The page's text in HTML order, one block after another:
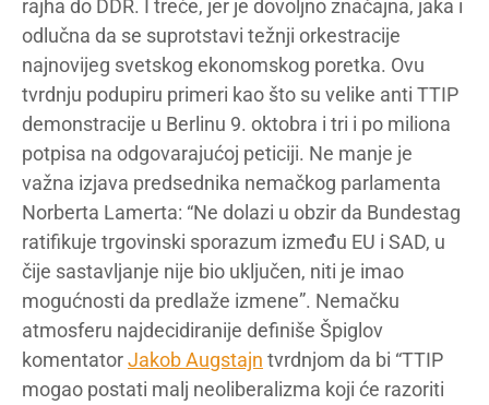
rajha do DDR. I treće, jer je dovoljno značajna, jaka i
odlučna da se suprotstavi težnji orkestracije
najnovijeg svetskog ekonomskog poretka. Ovu
tvrdnju podupiru primeri kao što su velike anti TTIP
demonstracije u Berlinu 9. oktobra i tri i po miliona
potpisa na odgovarajućoj peticiji. Ne manje je
važna izjava predsednika nemačkog parlamenta
Norberta Lamerta: “Ne dolazi u obzir da Bundestag
ratifikuje trgovinski sporazum između EU i SAD, u
čije sastavljanje nije bio uključen, niti je imao
mogućnosti da predlaže izmene”. Nemačku
atmosferu najdecidiranije definiše Špiglov
komentatorJakob Augstajn tvrdnjom da bi “TTIP
mogao postati malj neoliberalizma koji će razoriti